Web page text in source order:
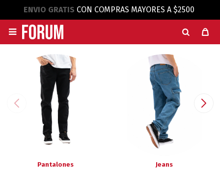
ENVIO GRATIS CON COMPRAS MAYORES A $2500

Pantalones Jeans